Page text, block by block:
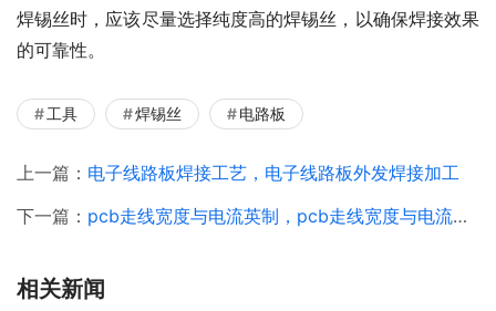
焊锡丝时，应该尽量选择纯度高的焊锡丝，以确保焊接效果
的可靠性。
工具 焊锡丝 电路板
上一篇： 电子线路板焊接工艺，电子线路板外发焊接加工
下一篇： pcb走线宽度与电流英制，pcb走线宽度与电流对照表
相关新闻